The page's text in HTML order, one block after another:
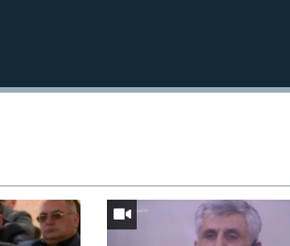
240p 360p